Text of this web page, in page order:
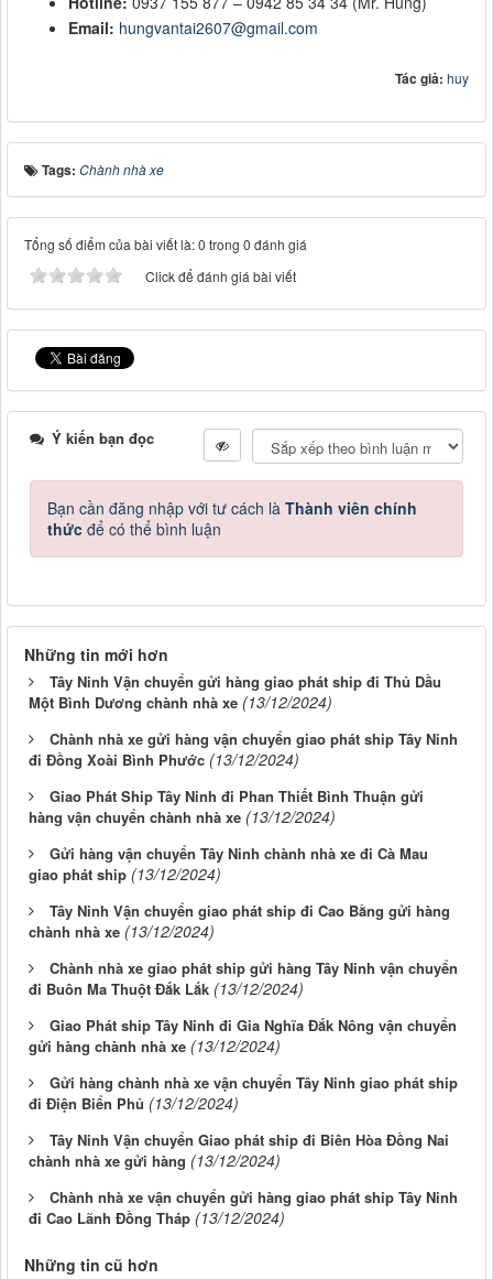
Email: hungvantai2607@gmail.com
Tác giả: huy
Tags: Chành nhà xe
Tổng số điểm của bài viết là: 0 trong 0 đánh giá
Click để đánh giá bài viết
Ý kiến bạn đọc
Bạn cần đăng nhập với tư cách là Thành viên chính
thức để có thể bình luận
Những tin mới hơn
Tây Ninh Vận chuyển gửi hàng giao phát ship đi Thủ Dầu
Một Bình Dương chành nhà xe (13/12/2024)
Chành nhà xe gửi hàng vận chuyển giao phát ship Tây Ninh
đi Đồng Xoài Bình Phước (13/12/2024)
Giao Phát Ship Tây Ninh đi Phan Thiết Bình Thuận gửi
hàng vận chuyển chành nhà xe (13/12/2024)
Gửi hàng vận chuyển Tây Ninh chành nhà xe đi Cà Mau
giao phát ship (13/12/2024)
Tây Ninh Vận chuyển giao phát ship đi Cao Bằng gửi hàng
chành nhà xe (13/12/2024)
Chành nhà xe giao phát ship gửi hàng Tây Ninh vận chuyển
đi Buôn Ma Thuột Đắk Lắk (13/12/2024)
Giao Phát ship Tây Ninh đi Gia Nghĩa Đắk Nông vận chuyển
gửi hàng chành nhà xe (13/12/2024)
Gửi hàng chành nhà xe vận chuyển Tây Ninh giao phát ship
đi Điện Biển Phủ (13/12/2024)
Tây Ninh Vận chuyển Giao phát ship đi Biên Hòa Đồng Nai
chành nhà xe gửi hàng (13/12/2024)
Chành nhà xe vận chuyển gửi hàng giao phát ship Tây Ninh
đi Cao Lãnh Đồng Tháp (13/12/2024)
Những tin cũ hơn